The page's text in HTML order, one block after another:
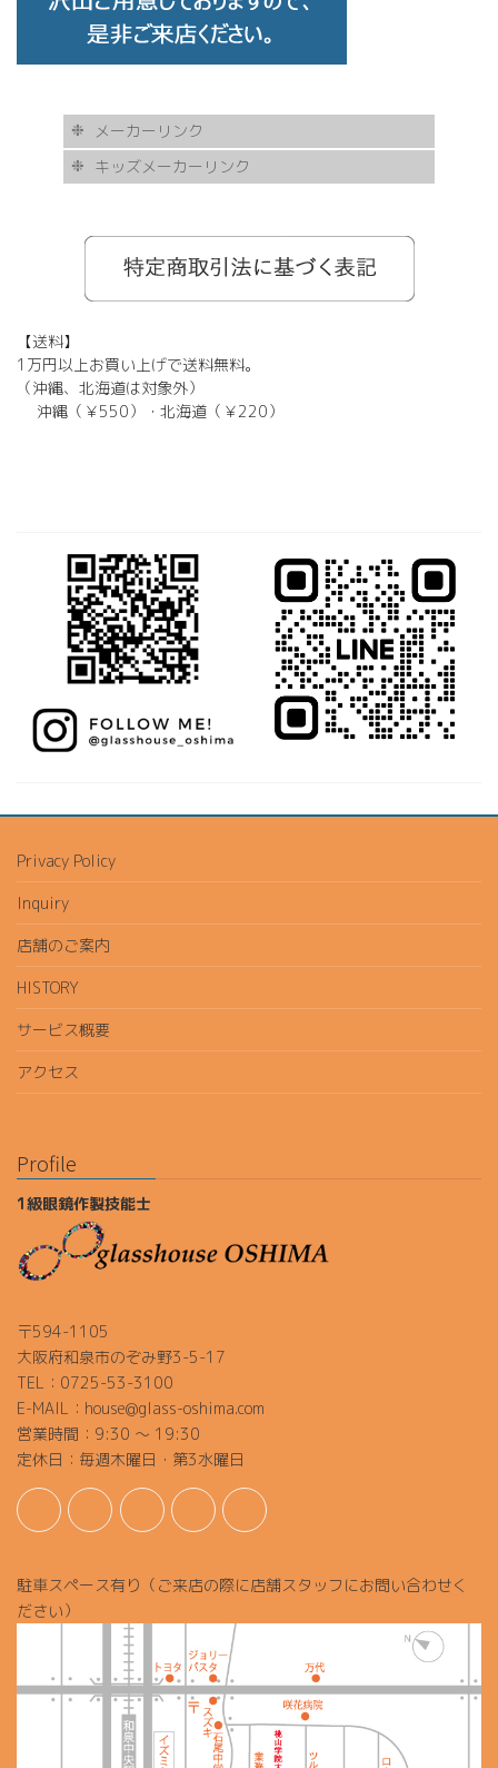
メーカーリンク
AKITTO
BCPC
eye Society
EYEVAN
FLEA
HASKY NOISE
JAPONISM
KAMURO
Less Thanhuman
MOSCOT
Paul Smith
BOSTON CLUB
Silhouette
SOLID BLUE
TAYLOR
tony same
tse tse
USH
VIKTOR & ROLF
甚六作
EYEVOL
corner
NORUT
キッズメーカーリンク
【送料】
1万円以上お買い上げで送料無料。
（沖縄、北海道は対象外）
沖縄（￥550）・北海道（￥220）
Privacy Policy
Inquiry
店舗のご案内
HISTORY
サービス概要
アクセス
Profile
1級眼鏡作製技能士
〒594-1105
大阪府和泉市のぞみ野3-5-17
TEL：0725-53-3100
E-MAIL：house@glass-oshima.com
営業時間：9:30 ～ 19:30
定休日：毎週木曜日・第3水曜日
駐車スペース有り（ご来店の際に店舗スタッフにお問い合わせく
ださい）